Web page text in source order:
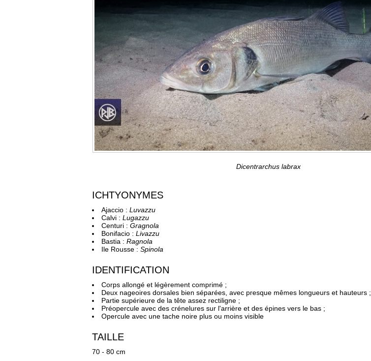
Dicentrarchus labrax
ICHTYONYMES
Ajaccio : Luvazzu
Calvi : Lugazzu
Centuri : Gragnola
Bonifacio : Livazzu
Bastia : Ragnola
Ile Rousse : Spinola
IDENTIFICATION
Corps allongé et légèrement comprimé ;
Deux nageoires dorsales bien séparées, avec presque mêmes longueurs et hauteurs ;
Partie supérieure de la tête assez rectiligne ;
Préopercule avec des crénelures sur l'arrière et des épines vers le bas ;
Opercule avec une tache noire plus ou moins visible
TAILLE
70 - 80 cm